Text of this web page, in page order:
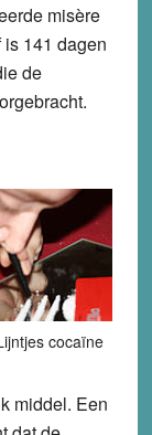
misère
141 dagen
de
cocaïne
middel. Een